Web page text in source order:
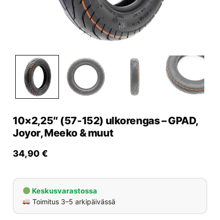
Varaa huolto
10×2,25″ (57-152) ulkorengas – GPAD,
Joyor, Meeko & muut
34,90 €
Keskusvarastossa
Toimitus 3–5 arkipäivässä